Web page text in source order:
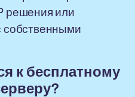
решения или
собственными
к бесплатному